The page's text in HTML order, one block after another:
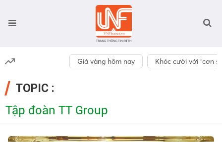
Giá vàng hôm nay Khóc cười với “cơn
TOPIC :
Tập đoàn TT Group